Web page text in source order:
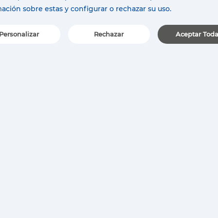
sobre estas y configurar o rechazar su uso.
Personalizar Rechazar Aceptar